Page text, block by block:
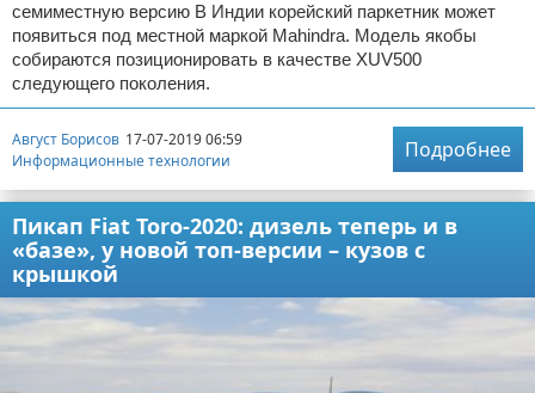
семиместную версию В Индии корейский паркетник может
появиться под местной маркой Mahindra. Модель якобы
собираются позиционировать в качестве XUV500
следующего поколения.
Август Борисов 17-07-2019 06:59
Информационные технологии
Подробнее
Пикап Fiat Toro-2020: дизель теперь и в
«базе», у новой топ-версии – кузов с
крышкой